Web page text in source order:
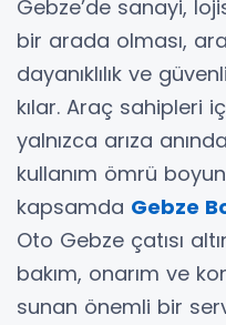
Gebze’de sanayi,
bir arada olması,
dayanıklılık ve
kılar. Araç sahipleri
yalnızca arıza
kullanım ömrü
kapsamda Gebze
Oto Gebze çatısı
bakım, onarım ve
sunan önemli bir